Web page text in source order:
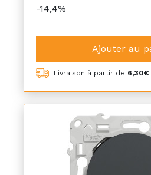
-14,4%
Ajouter au
Livraison à partir de 6,30€